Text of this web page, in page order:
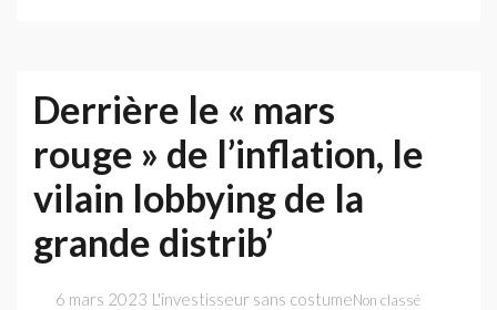
votre
épargne
réquisitionnée
Derrière le « mars
rouge » de l’inflation, le
vilain lobbying de la
grande distrib’
6 mars 2023 L'investisseur sans costumeNon classé